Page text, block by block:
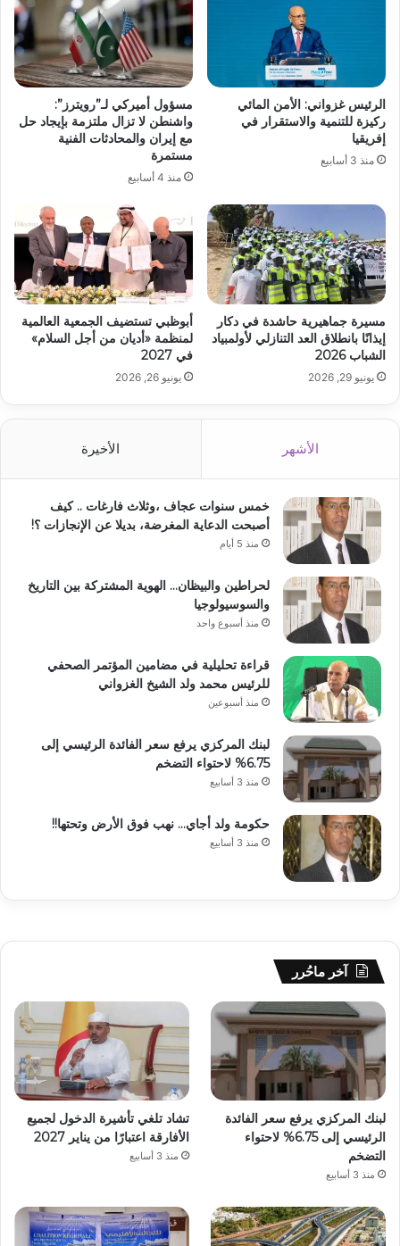
الرئيس غزواني: الأمن المائي
ركيزة للتنمية والاستقرار في
إفريقيا
منذ 3 أسابيع
مسؤول أميركي لـ”رويترز”:
واشنطن لا تزال ملتزمة بإيجاد حل
مع إيران والمحادثات الفنية
مستمرة
منذ 4 أسابيع
مسيرة جماهيرية حاشدة في دكار
إيذانًا بانطلاق العد التنازلي لأولمبياد
الشباب 2026
يونيو 29, 2026
أبوظبي تستضيف الجمعية العالمية
لمنظمة «أديان من أجل السلام»
في 2027
يونيو 26, 2026
الأشهر الأخيرة
خمس سنوات عجاف ،وثلاث فارغات .. كيف
أصبحت الدعاية المغرضة، بديلا عن الإنجازات ؟!
منذ 5 أيام
لحراطين والبيظان… الهوية المشتركة بين التاريخ
والسوسيولوجيا
منذ أسبوع واحد
قراءة تحليلية في مضامين المؤتمر الصحفي
للرئيس محمد ولد الشيخ الغزواني
منذ أسبوعين
لبنك المركزي يرفع سعر الفائدة الرئيسي إلى
6.75% لاحتواء التضخم
منذ 3 أسابيع
حكومة ولد أجاي… نهب فوق الأرض وتحتها!!
منذ 3 أسابيع
آخر ماحُرر
لبنك المركزي يرفع سعر الفائدة
الرئيسي إلى 6.75% لاحتواء
التضخم
منذ 3 أسابيع
تشاد تلغي تأشيرة الدخول لجميع
الأفارقة اعتبارًا من يناير 2027
منذ 3 أسابيع